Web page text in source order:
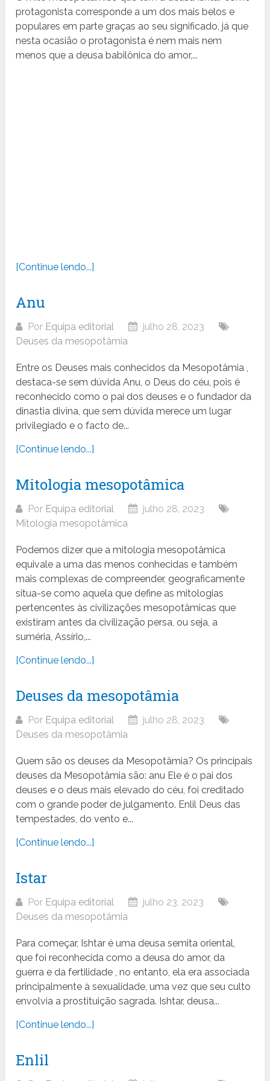
protagonista corresponde a um dos mais belos e
populares em parte graças ao seu significado, já que
nesta ocasião o protagonista é nem mais nem
menos que a deusa babilônica do amor,...
[Continue lendo...]
Anu
Por Equipa editorial
julho 28, 2023
Deuses da mesopotâmia
Entre os Deuses mais conhecidos da Mesopotâmia ,
destaca-se sem dúvida Anu, o Deus do céu, pois é
reconhecido como o pai dos deuses e o fundador da
dinastia divina, que sem dúvida merece um lugar
privilegiado e o facto de...
[Continue lendo...]
Mitologia mesopotâmica
Por Equipa editorial
julho 28, 2023
Mitologia mesopotâmica
Podemos dizer que a mitologia mesopotâmica
equivale a uma das menos conhecidas e também
mais complexas de compreender, geograficamente
situa-se como aquela que define as mitologias
pertencentes às civilizações mesopotâmicas que
existiram antes da civilização persa, ou seja, a
suméria, Assírio,...
[Continue lendo...]
Deuses da mesopotâmia
Por Equipa editorial
julho 28, 2023
Deuses da mesopotâmia
Quem são os deuses da Mesopotâmia? Os principais
deuses da Mesopotâmia são: anu Ele é o pai dos
deuses e o deus mais elevado do céu, foi creditado
com o grande poder de julgamento. Enlil Deus das
tempestades, do vento e...
[Continue lendo...]
Istar
Por Equipa editorial
julho 23, 2023
Deuses da mesopotâmia
Para começar, Ishtar é uma deusa semita oriental,
que foi reconhecida como a deusa do amor, da
guerra e da fertilidade , no entanto, ela era associada
principalmente à sexualidade, uma vez que seu culto
envolvia a prostituição sagrada. Ishtar, deusa...
[Continue lendo...]
Enlil